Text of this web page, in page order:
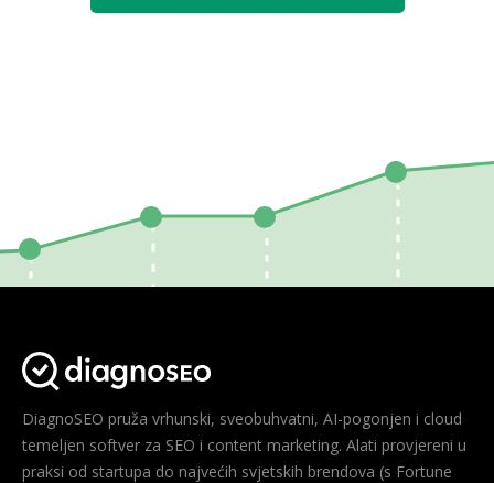
DiagnoSEO pruža vrhunski, sveobuhvatni, AI-pogonjen i cloud
temeljen softver za SEO i content marketing. Alati provjereni u
praksi od startupa do najvećih svjetskih brendova (s Fortune